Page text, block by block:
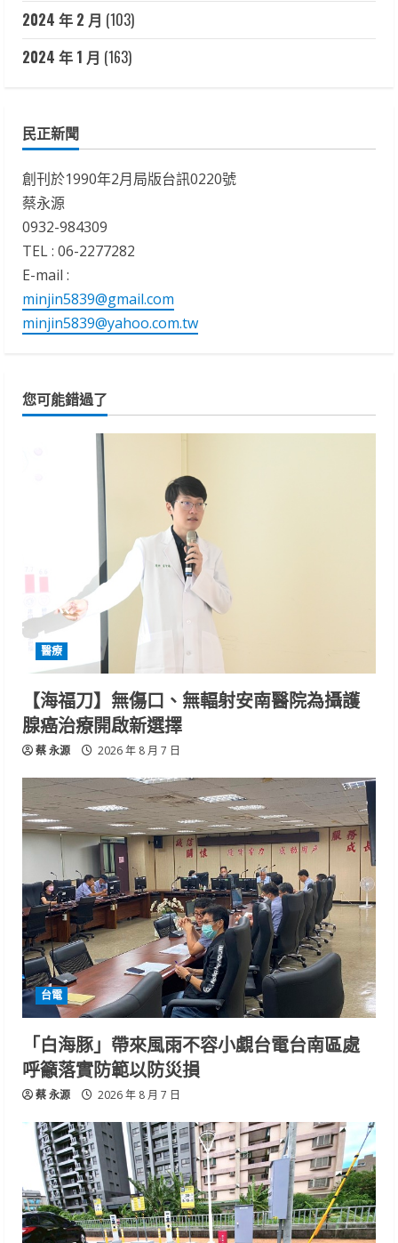
2024 年 2 月 (103)
2024 年 1 月 (163)
民正新聞
創刊於1990年2月局版台訊0220號
蔡永源
0932-984309
TEL : 06-2277282
E-mail :
minjin5839@gmail.com
minjin5839@yahoo.com.tw
您可能錯過了
醫療
【海福刀】無傷口、無輻射安南醫院為攝護
腺癌治療開啟新選擇
蔡 永源 2026 年 8 月 7 日
台電
「白海豚」帶來風雨不容小覷台電台南區處
呼籲落實防範以防災損
蔡 永源 2026 年 8 月 7 日